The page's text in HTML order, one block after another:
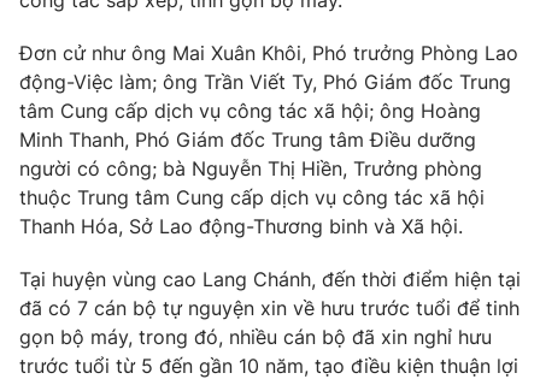
VTV9 VTV8
Liên hệ tòa soạn English
THỜI BÁO VTV
Theo dõi báo trên
Đơn cử như ông Mai Xuân Khôi, Phó trưởng Phòng Lao
động-Việc làm; ông Trần Viết Ty, Phó Giám đốc Trung
tâm Cung cấp dịch vụ công tác xã hội; ông Hoàng
Minh Thanh, Phó Giám đốc Trung tâm Điều dưỡng
người có công; bà Nguyễn Thị Hiền, Trưởng phòng
thuộc Trung tâm Cung cấp dịch vụ công tác xã hội
Thanh Hóa, Sở Lao động-Thương binh và Xã hội.
Tại huyện vùng cao Lang Chánh, đến thời điểm hiện tại
đã có 7 cán bộ tự nguyện xin về hưu trước tuổi để tinh
gọn bộ máy, trong đó, nhiều cán bộ đã xin nghỉ hưu
trước tuổi từ 5 đến gần 10 năm, tạo điều kiện thuận lợi